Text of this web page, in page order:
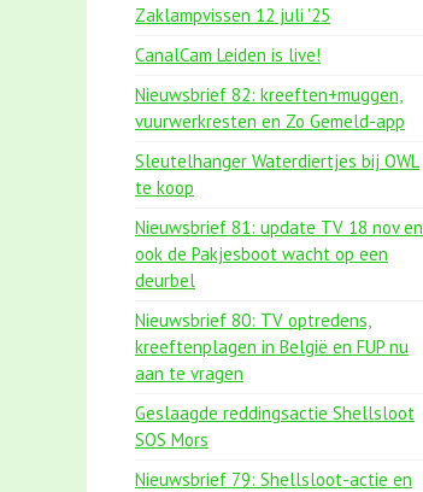
Zaklampvissen 12 juli '25
CanalCam Leiden is live!
Nieuwsbrief 82: kreeften+muggen,
vuurwerkresten en Zo Gemeld-app
Sleutelhanger Waterdiertjes bij OWL
te koop
Nieuwsbrief 81: update TV 18 nov en
ook de Pakjesboot wacht op een
deurbel
Nieuwsbrief 80: TV optredens,
kreeftenplagen in België en FUP nu
aan te vragen
Geslaagde reddingsactie Shellsloot
SOS Mors
Nieuwsbrief 79: Shellsloot-actie en